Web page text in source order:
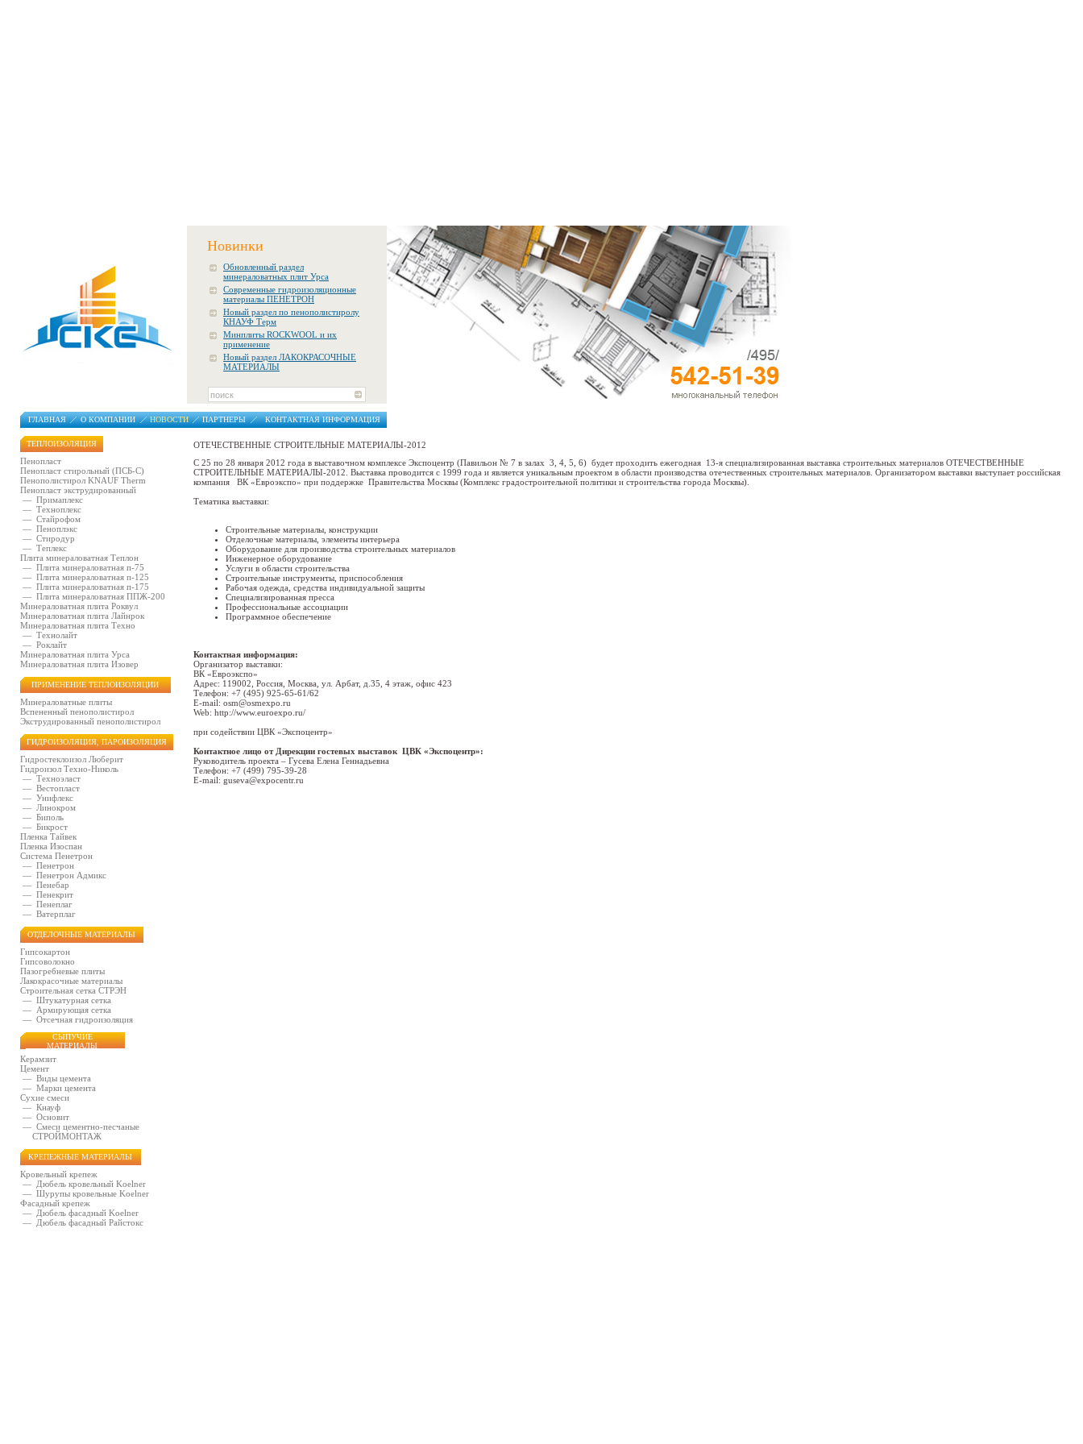
Новинки
Обновленный раздел
минераловатных плит Урса
Современные гидроизоляционные
материалы ПЕНЕТРОН
Новый раздел по пенополистиролу
КНАУФ Терм
Минплиты ROCKWOOL и их
применение
Новый раздел ЛАКОКРАСОЧНЫЕ
МАТЕРИАЛЫ
ГЛАВНАЯ О КОМПАНИИ НОВОСТИ ПАРТНЕРЫ КОНТАКТНАЯ ИНФОРМАЦИЯ
ТЕПЛОИЗОЛЯЦИЯ
Пенопласт
Пенопласт стирольный (ПСБ-С)
Пенополистирол KNAUF Therm
Пенопласт экструдированный
— Примаплекс
— Техноплекс
— Стайрофом
— Пеноплэкс
— Стиродур
— Теплекс
Плита минераловатная Теплон
— Плита минераловатная п-75
— Плита минераловатная п-125
— Плита минераловатная п-175
— Плита минераловатная ППЖ-200
Минераловатная плита Роквул
Минераловатная плита Лайнрок
Минераловатная плита Техно
— Технолайт
— Роклайт
Минераловатная плита Урса
Минераловатная плита Изовер
ПРИМЕНЕНИЕ ТЕПЛОИЗОЛЯЦИИ
Минераловатные плиты
Вспененный пенополистирол
Экструдированный пенополистирол
ГИДРОИЗОЛЯЦИЯ, ПАРОИЗОЛЯЦИЯ
Гидростеклоизол Люберит
Гидроизол Техно-Николь
— Техноэласт
— Вестопласт
— Унифлекс
— Линокром
— Биполь
— Бикрост
Пленка Тайвек
Пленка Изоспан
Система Пенетрон
— Пенетрон
— Пенетрон Адмикс
— Пенебар
— Пенекрит
— Пенеплаг
— Ватерплаг
ОТДЕЛОЧНЫЕ МАТЕРИАЛЫ
Гипсокартон
Гипсоволокно
Пазогребневые плиты
Лакокрасочные материалы
Строительная сетка СТРЭН
— Штукатурная сетка
— Армирующая сетка
— Отсечная гидроизоляция
СЫПУЧИЕ
МАТЕРИАЛЫ
Керамзит
Цемент
— Виды цемента
— Марки цемента
Сухие смеси
— Кнауф
— Основит
— Смеси цементно-песчаные
СТРОЙМОНТАЖ
КРЕПЕЖНЫЕ МАТЕРИАЛЫ
Кровельный крепеж
— Дюбель кровельный Koelner
— Шурупы кровельные Koelner
Фасадный крепеж
— Дюбель фасадный Koelner
— Дюбель фасадный Райстокс
ОТЕЧЕСТВЕННЫЕ СТРОИТЕЛЬНЫЕ МАТЕРИАЛЫ-2012
С 25 по 28 января 2012 года в выставочном комплексе Экспоцентр (Павильон № 7 в залах 3, 4, 5, 6) будет проходить ежегодная 13-я специализированная выставка строительных материалов ОТЕЧЕСТВЕННЫЕ
СТРОИТЕЛЬНЫЕ МАТЕРИАЛЫ-2012. Выставка проводится с 1999 года и является уникальным проектом в области производства отечественных строительных материалов. Организатором выставки выступает российская
компания ВК «Евроэкспо» при поддержке Правительства Москвы (Комплекс градостроительной политики и строительства города Москвы).
Тематика выставки:
Строительные материалы, конструкции
Отделочные материалы, элементы интерьера
Оборудование для производства строительных материалов
Инженерное оборудование
Услуги в области строительства
Строительные инструменты, приспособления
Рабочая одежда, средства индивидуальной защиты
Специализированная пресса
Профессиональные ассоциации
Программное обеспечение
Контактная информация:
Организатор выставки:
ВК «Евроэкспо»
Адрес: 119002, Россия, Москва, ул. Арбат, д.35, 4 этаж, офис 423
Телефон: +7 (495) 925-65-61/62
E-mail: osm@osmexpo.ru
Web: http://www.euroexpo.ru/
при содействии ЦВК «Экспоцентр»
Контактное лицо от Дирекции гостевых выставок ЦВК «Экспоцентр»:
Руководитель проекта – Гусева Елена Геннадьевна
Телефон: +7 (499) 795-39-28
E-mail: guseva@expocentr.ru